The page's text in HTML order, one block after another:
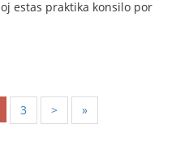
estas praktika konsilo por
3 > »